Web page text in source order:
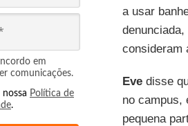
em
comunicações.
Política de
.
a usar
consideram
Evedisse
no campus,
pequena